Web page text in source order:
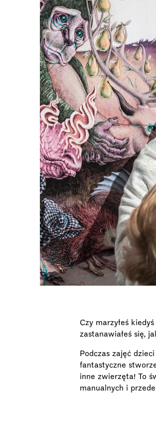
Czy marzyłeś
zastanawiałeś się,
Podczas zajęć
fantastyczne
inne zwierzęta! To
manualnych i